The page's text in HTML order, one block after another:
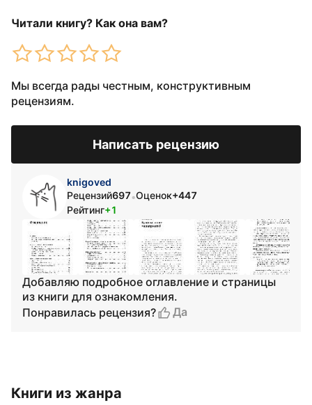
Читали книгу? Как она вам?
Мы всегда рады честным, конструктивным
рецензиям.
Написать рецензию
knigoved
Рецензий697•Оценок+447
Рейтинг+1
Добавляю подробное оглавление и страницы
из книги для ознакомления.
Понравилась рецензия?
Да
Книги из жанра